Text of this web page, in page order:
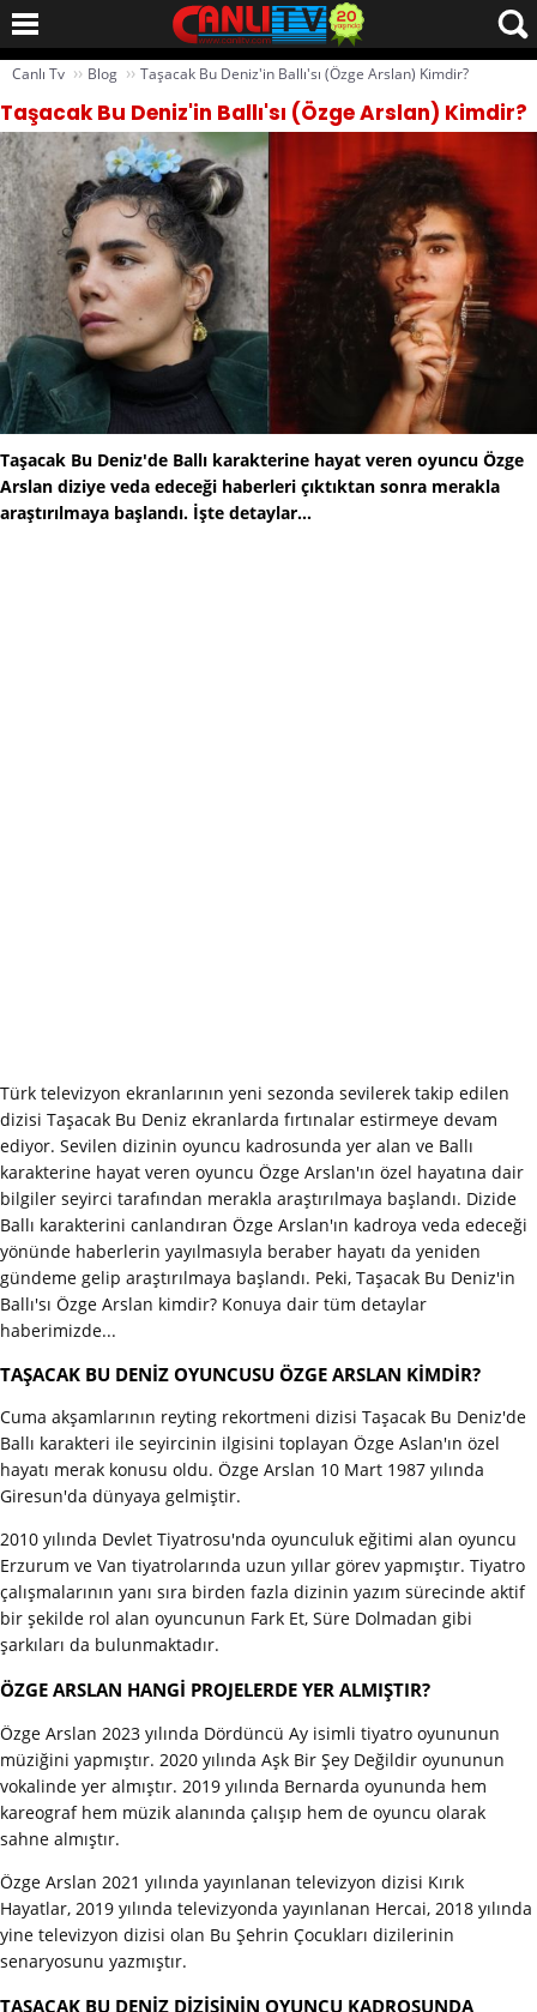
Canlı Tv ›› Blog ›› Taşacak Bu Deniz'in Ballı'sı (Özge Arslan) Kimdir?
Taşacak Bu Deniz'in Ballı'sı (Özge Arslan) Kimdir?
Taşacak Bu Deniz'de Ballı karakterine hayat veren oyuncu Özge
Arslan diziye veda edeceği haberleri çıktıktan sonra merakla
araştırılmaya başlandı. İşte detaylar...
Türk televizyon ekranlarının yeni sezonda sevilerek takip edilen
dizisi Taşacak Bu Deniz ekranlarda fırtınalar estirmeye devam
ediyor. Sevilen dizinin oyuncu kadrosunda yer alan ve Ballı
karakterine hayat veren oyuncu Özge Arslan'ın özel hayatına dair
bilgiler seyirci tarafından merakla araştırılmaya başlandı. Dizide
Ballı karakterini canlandıran Özge Arslan'ın kadroya veda edeceği
yönünde haberlerin yayılmasıyla beraber hayatı da yeniden
gündeme gelip araştırılmaya başlandı. Peki, Taşacak Bu Deniz'in
Ballı'sı Özge Arslan kimdir? Konuya dair tüm detaylar
haberimizde...
TAŞACAK BU DENİZ OYUNCUSU ÖZGE ARSLAN KİMDİR?
Cuma akşamlarının reyting rekortmeni dizisi Taşacak Bu Deniz'de
Ballı karakteri ile seyircinin ilgisini toplayan Özge Aslan'ın özel
hayatı merak konusu oldu. Özge Arslan 10 Mart 1987 yılında
Giresun'da dünyaya gelmiştir.
2010 yılında Devlet Tiyatrosu'nda oyunculuk eğitimi alan oyuncu
Erzurum ve Van tiyatrolarında uzun yıllar görev yapmıştır. Tiyatro
çalışmalarının yanı sıra birden fazla dizinin yazım sürecinde aktif
bir şekilde rol alan oyuncunun Fark Et, Süre Dolmadan gibi
şarkıları da bulunmaktadır.
ÖZGE ARSLAN HANGİ PROJELERDE YER ALMIŞTIR?
Özge Arslan 2023 yılında Dördüncü Ay isimli tiyatro oyununun
müziğini yapmıştır. 2020 yılında Aşk Bir Şey Değildir oyununun
vokalinde yer almıştır. 2019 yılında Bernarda oyununda hem
kareograf hem müzik alanında çalışıp hem de oyuncu olarak
sahne almıştır.
Özge Arslan 2021 yılında yayınlanan televizyon dizisi Kırık
Hayatlar, 2019 yılında televizyonda yayınlanan Hercai, 2018 yılında
yine televizyon dizisi olan Bu Şehrin Çocukları dizilerinin
senaryosunu yazmıştır.
TAŞACAK BU DENİZ DİZİSİNİN OYUNCU KADROSUNDA